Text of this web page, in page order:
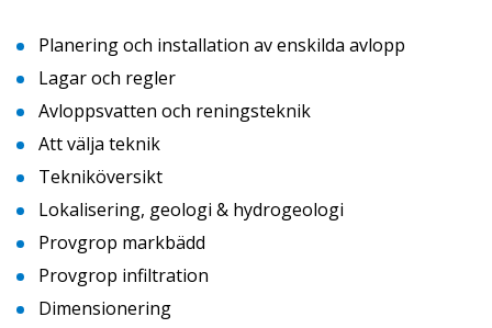
Planering och installation av enskilda avlopp
Lagar och regler
Avloppsvatten och reningsteknik
Att välja teknik
Tekniköversikt
Lokalisering, geologi & hydrogeologi
Provgrop markbädd
Provgrop infiltration
Dimensionering